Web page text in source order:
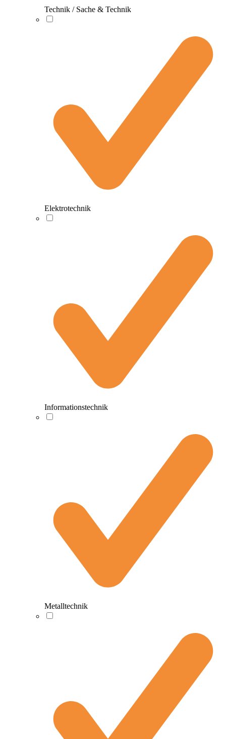
Technik / Sache & Technik
Elektrotechnik
Informationstechnik
Metalltechnik